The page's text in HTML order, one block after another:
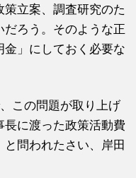
立案、調査研究のた
ろう。そのような正
」にしておく必要な
この問題が取り上げ
長に渡った政策活動費
問われたさい、岸田